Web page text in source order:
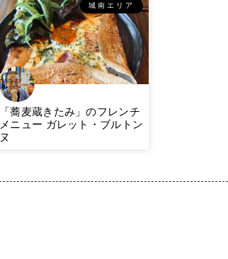
城南エリア
「蕎麦蔵きたみ」のフレンチ
メニュー ガレット・ブルトン
ヌ